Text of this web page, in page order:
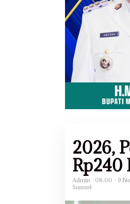
2026,
Admin
08:00 - 9
Sumsel